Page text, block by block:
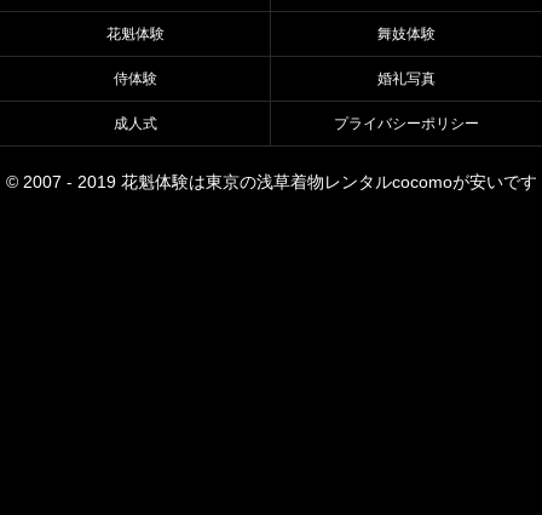
花魁体験 舞妓体験
侍体験 婚礼写真
成人式 プライバシーポリシー
© 2007 - 2019 花魁体験は東京の浅草着物レンタルcocomoが安いです